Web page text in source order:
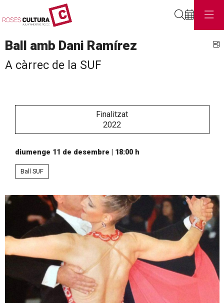
Ball amb Dani Ramírez
A càrrec de la SUF
Finalitzat
2022
diumenge 11 de desembre 18:00 h
Ball SUF